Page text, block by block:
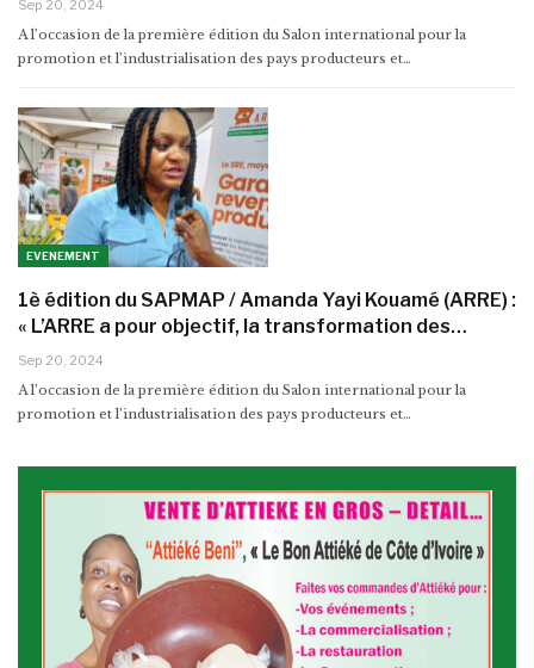
Sep 20, 2024
A l’occasion de la première édition du Salon international pour la
promotion et l’industrialisation des pays producteurs et…
EVENEMENT
1è édition du SAPMAP / Amanda Yayi Kouamé (ARRE) :
« L’ARRE a pour objectif, la transformation des…
Sep 20, 2024
A l’occasion de la première édition du Salon international pour la
promotion et l’industrialisation des pays producteurs et…